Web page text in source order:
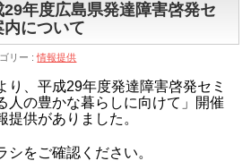
29年度広島県発達障害啓発セ
内について
リー :情報提供
り、平成29年度発達障害啓発セミ
人の豊かな暮らしに向けて」開催
提供がありました。
をご確認ください。